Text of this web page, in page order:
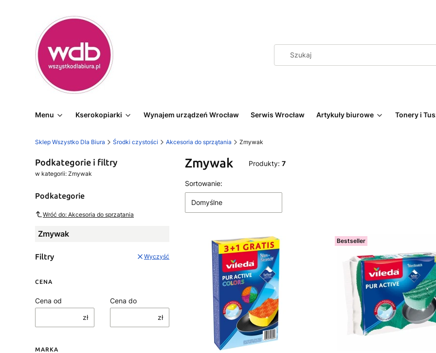
Menu Kserokopiarki Wynajem urządzeń Wrocław Serwis Wrocław Artykuły biurowe Tonery i
Sklep Wszystko Dla Biura Środki czystości Akcesoria do sprzątania Zmywak
Podkategorie i filtry
w kategorii: Zmywak
Podkategorie
Wróć do: Akcesoria do sprzątania
Zmywak
Filtry Wyczyść
CENA
Cena od
zł
Cena do
zł
MARKA
Zmywak Produkty: 7
Lista produktów
Sortowanie:
Domyślne
Bestseller